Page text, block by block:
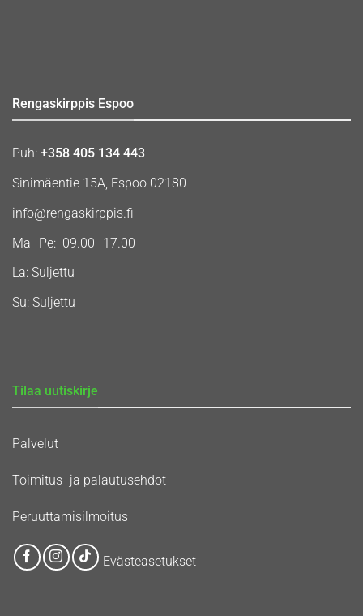
Rengaskirppis Espoo
Puh: +358 405 134 443
Sinimäentie 15A, Espoo 02180
info@rengaskirppis.fi
Ma–Pe: 09.00–17.00
La: Suljettu
Su: Suljettu
Tilaa uutiskirje
Palvelut
Toimitus- ja palautusehdot
Peruuttamisilmoitus
Evästeasetukset